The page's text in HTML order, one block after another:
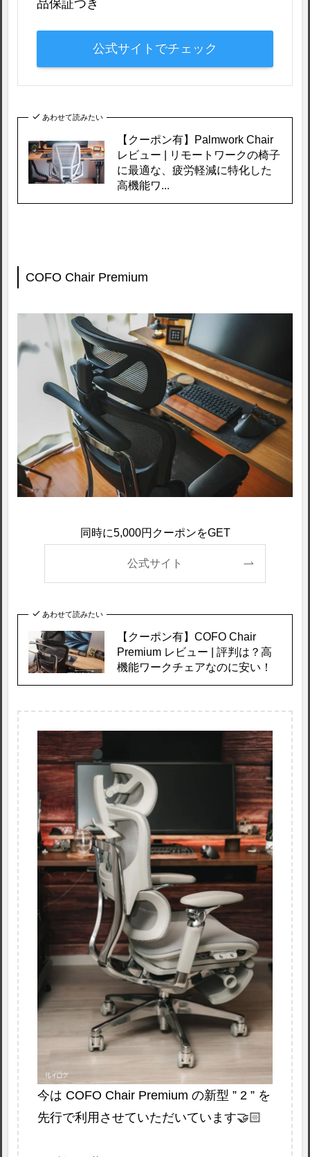
品保証つき
公式サイトでチェック
あわせて読みたい
【クーポン有】Palmwork Chair
レビュー | リモートワークの椅子
に最適な、疲労軽減に特化した
高機能ワ...
COFO Chair Premium
同時に5,000円クーポンをGET
公式サイト
あわせて読みたい
【クーポン有】COFO Chair
Premium レビュー | 評判は？高
機能ワークチェアなのに安い！
今は COFO Chair Premium の新型 ” 2 ” を
先行で利用させていただいています🤝🏻